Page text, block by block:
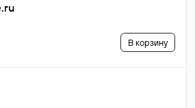
.ru
В корзину